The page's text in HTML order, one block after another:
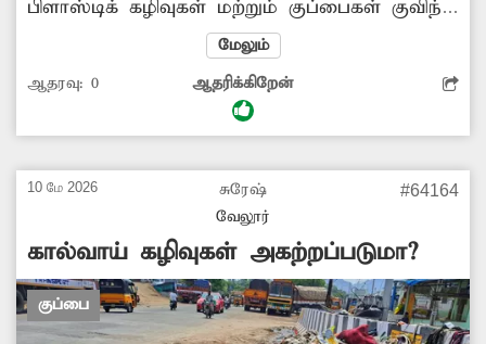
பிளாஸ்டிக் கழிவுகள் மற்றும் குப்பைகள் குவிந்து
கிடக்கிறது. இதனால் அந்த வழியாக செல்லும்
வாகன ஓட்டிகள் சிரமப்படுகின்றனர். குவிந்து
கிடக்கும் குப்பைகளை அகற்ற அதிகாரிகள்
நடவடிக்கை எடுக்க வேண்டும். -மாதவன்,
மேலும்
ஆதரவு: 0 ஆதரிக்கிறேன்
10 மே 2026
சுரேஷ்
வேலூர்
#64164
கால்வாய் கழிவுகள் அகற்றப்படுமா?
குப்பை